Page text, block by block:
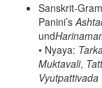
Sanskrit-
Panini’s
und
• Nyaya:
Muktavali,
Vyutpattivada